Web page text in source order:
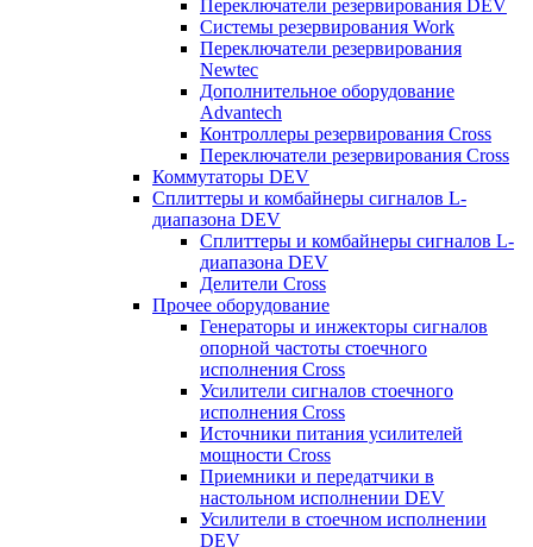
Переключатели резервирования DEV
Системы резервирования Work
Переключатели резервирования
Newtec
Дополнительное оборудование
Advantech
Контроллеры резервирования Cross
Переключатели резервирования Cross
Коммутаторы DEV
Сплиттеры и комбайнеры сигналов L-
диапазона DEV
Сплиттеры и комбайнеры сигналов L-
диапазона DEV
Делители Cross
Прочее оборудование
Генераторы и инжекторы сигналов
опорной частоты стоечного
исполнения Cross
Усилители сигналов стоечного
исполнения Cross
Источники питания усилителей
мощности Cross
Приемники и передатчики в
настольном исполнении DEV
Усилители в стоечном исполнении
DEV